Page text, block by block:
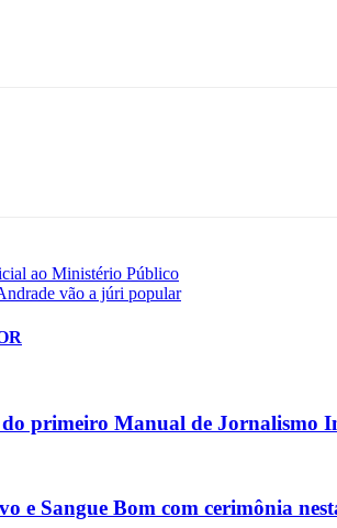
ao Ministério Público
vão a júri popular
do primeiro Manual de Jornalismo
e Sangue Bom com cerimônia